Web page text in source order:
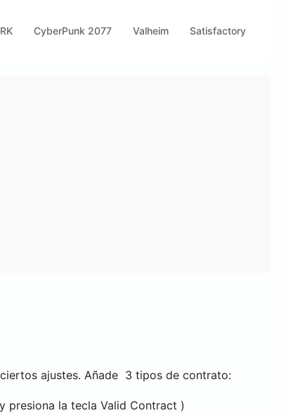
CyberPunk 2077 Valheim Satisfactory
ajustes. Añade 3 tipos de contrato:
presiona la tecla Valid Contract )